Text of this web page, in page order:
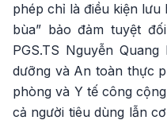
phép chỉ là điều kiện lưu
bùa” bảo đảm tuyệt
PGS.TS Nguyễn
dưỡng và An toàn thực
phòng và Y tế công
cả người tiêu dùng lẫn